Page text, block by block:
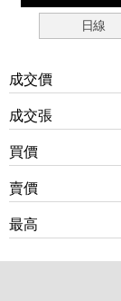
日線
成交價
成交張
買價
賣價
最高